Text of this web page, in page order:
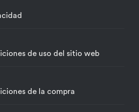
de uso del sitio web
de la compra